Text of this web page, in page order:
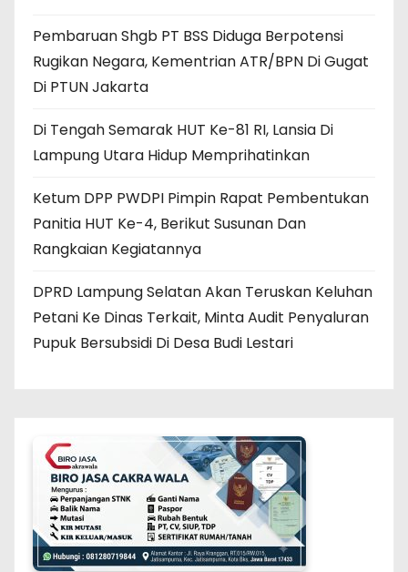
Pembaruan Shgb PT BSS Diduga Berpotensi
Rugikan Negara, Kementrian ATR/BPN Di Gugat
Di PTUN Jakarta
Di Tengah Semarak HUT Ke-81 RI, Lansia Di
Lampung Utara Hidup Memprihatinkan
Ketum DPP PWDPI Pimpin Rapat Pembentukan
Panitia HUT Ke-4, Berikut Susunan Dan
Rangkaian Kegiatannya
DPRD Lampung Selatan Akan Teruskan Keluhan
Petani Ke Dinas Terkait, Minta Audit Penyaluran
Pupuk Bersubsidi Di Desa Budi Lestari